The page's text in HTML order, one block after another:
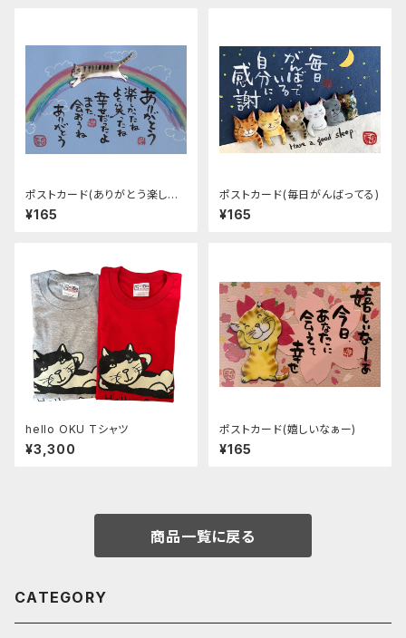
ポストカード(ありがとう楽しか
ったね)
¥165
ポストカード(毎日がんばってる)
¥165
hello OKU Tシャツ
¥3,300
ポストカード(嬉しいなぁー)
¥165
商品一覧に戻る
CATEGORY